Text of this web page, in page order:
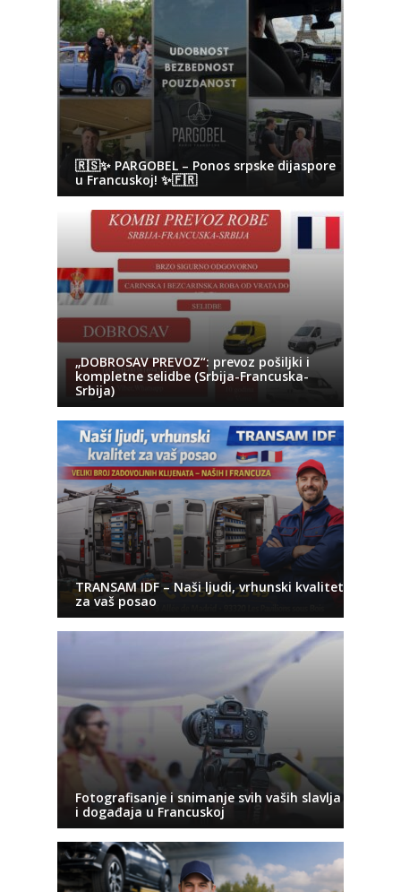
🇷🇸✨ PARGOBEL – Ponos srpske dijaspore
u Francuskoj! ✨🇫🇷
„DOBROSAV PREVOZ“: prevoz pošiljki i
kompletne selidbe (Srbija-Francuska-
Srbija)
TRANSAM IDF – Naši ljudi, vrhunski kvalitet
za vaš posao
Fotografisanje i snimanje svih vaših slavlja
i događaja u Francuskoj